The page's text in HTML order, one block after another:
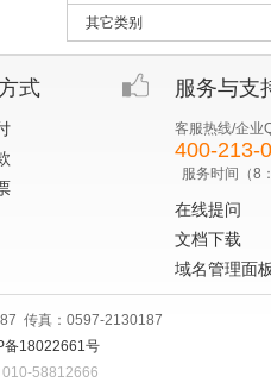
其它类别
式 服务与支
客服热线/企业
400-213-
服务时间（8
在线提问
文档下载
域名管理面板
传真：0597-2130187
备18022661号
58812666